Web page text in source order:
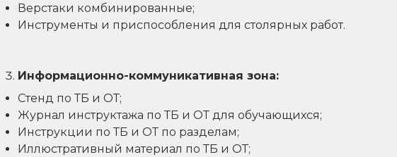
Верстаки комбинированные;
Инструменты и приспособления для столярных работ.
Информационно-коммуникативная зона:
Стенд по ТБ и ОТ;
Журнал инструктажа по ТБ и ОТ для обучающихся;
Инструкции по ТБ и ОТ по разделам;
Иллюстративный материал по ТБ и ОТ;